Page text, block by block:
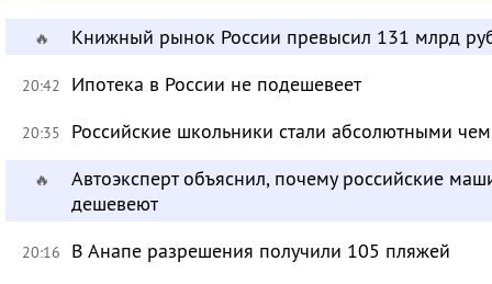
🔥 Книжный рынок России превысил 131 млрд
20:42 Ипотека в России не подешевеет
20:35 Российские школьники стали абсолютными
🔥
Автоэксперт объяснил, почему российские
дешевеют
20:16 В Анапе разрешения получили 105 пляжей